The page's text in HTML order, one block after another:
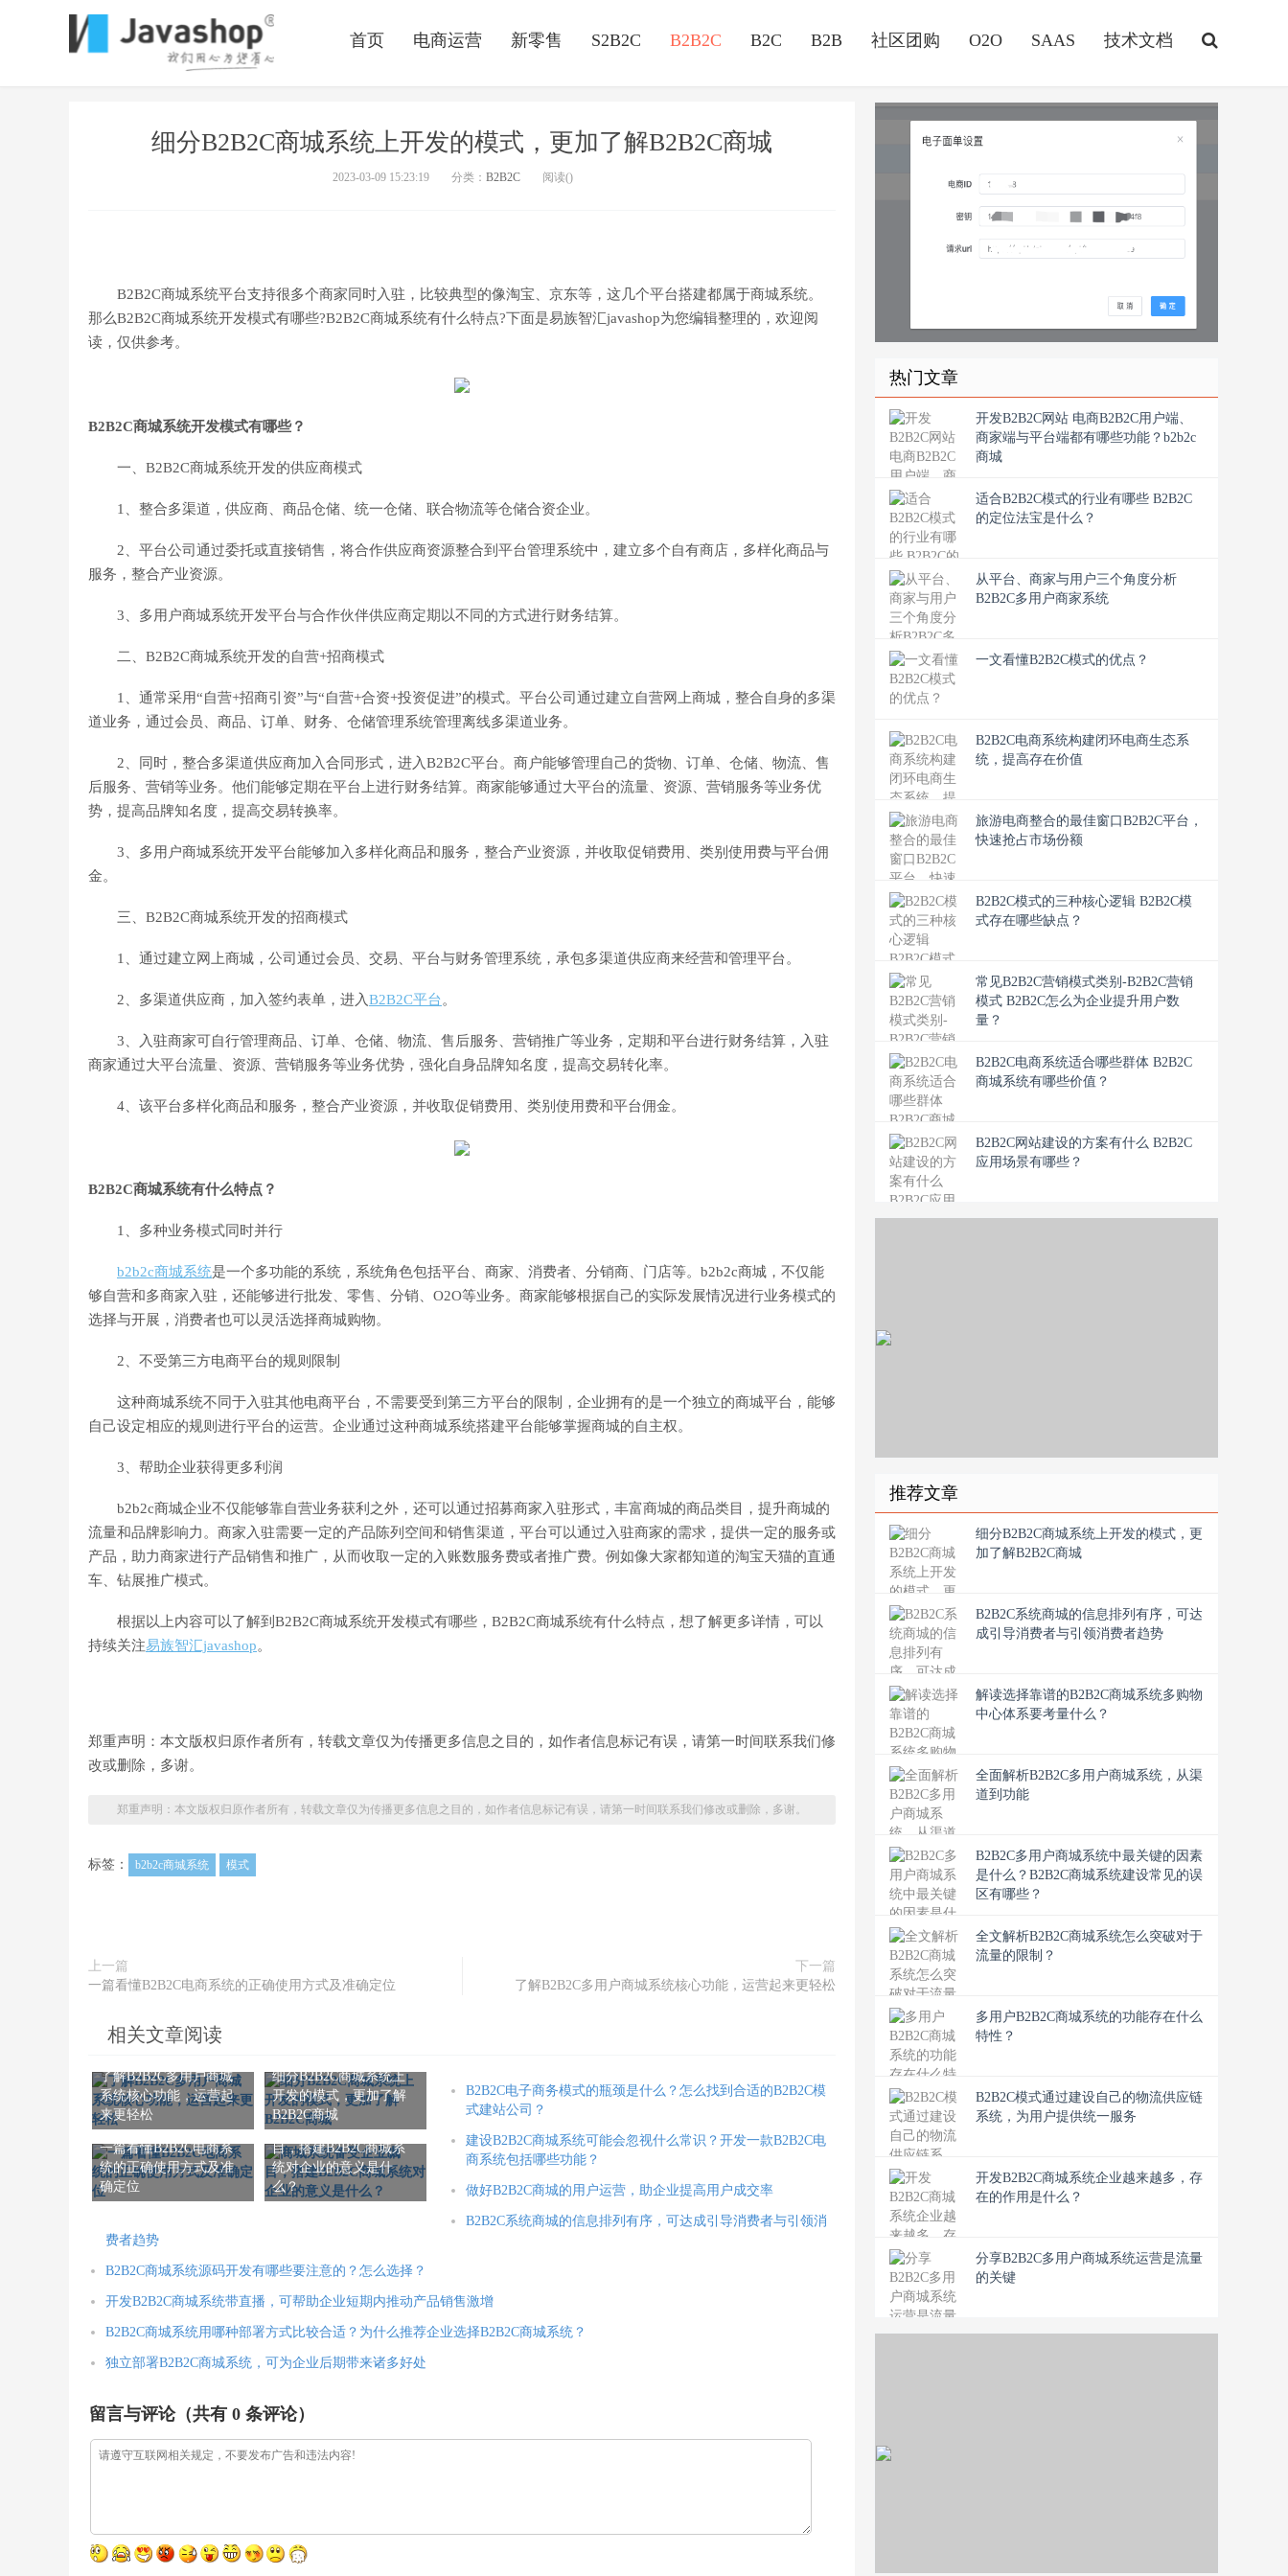
首页 电商运营 新零售 S2B2C B2B2C B2C B2B 社区团购 O2O SAAS 技术文档
细分B2B2C商城系统上开发的模式，更加了解B2B2C商城
2023-03-09 15:23:19 分类： B2B2C 阅读()
B2B2C商城系统平台支持很多个商家同时入驻，比较典型的像淘宝、京东等，这几个平台搭建都属于商城系统。
那么B2B2C商城系统开发模式有哪些?B2B2C商城系统有什么特点?下面是易族智汇javashop为您编辑整理的，欢迎阅
读，仅供参考。
B2B2C商城系统开发模式有哪些？
一、B2B2C商城系统开发的供应商模式
1、整合多渠道，供应商、商品仓储、统一仓储、联合物流等仓储合资企业。
2、平台公司通过委托或直接销售，将合作供应商资源整合到平台管理系统中，建立多个自有商店，多样化商品与
服务，整合产业资源。
3、多用户商城系统开发平台与合作伙伴供应商定期以不同的方式进行财务结算。
二、B2B2C商城系统开发的自营+招商模式
1、通常采用“自营+招商引资”与“自营+合资+投资促进”的模式。平台公司通过建立自营网上商城，整合自身的多渠
道业务，通过会员、商品、订单、财务、仓储管理系统管理离线多渠道业务。
2、同时，整合多渠道供应商加入合同形式，进入B2B2C平台。商户能够管理自己的货物、订单、仓储、物流、售
后服务、营销等业务。他们能够定期在平台上进行财务结算。商家能够通过大平台的流量、资源、营销服务等业务优
势，提高品牌知名度，提高交易转换率。
3、多用户商城系统开发平台能够加入多样化商品和服务，整合产业资源，并收取促销费用、类别使用费与平台佣
金。
三、B2B2C商城系统开发的招商模式
1、通过建立网上商城，公司通过会员、交易、平台与财务管理系统，承包多渠道供应商来经营和管理平台。
2、多渠道供应商，加入签约表单，进入B2B2C平台。
3、入驻商家可自行管理商品、订单、仓储、物流、售后服务、营销推广等业务，定期和平台进行财务结算，入驻
商家通过大平台流量、资源、营销服务等业务优势，强化自身品牌知名度，提高交易转化率。
4、该平台多样化商品和服务，整合产业资源，并收取促销费用、类别使用费和平台佣金。
B2B2C商城系统有什么特点？
1、多种业务模式同时并行
b2b2c商城系统是一个多功能的系统，系统角色包括平台、商家、消费者、分销商、门店等。b2b2c商城，不仅能
够自营和多商家入驻，还能够进行批发、零售、分销、O2O等业务。商家能够根据自己的实际发展情况进行业务模式的
选择与开展，消费者也可以灵活选择商城购物。
2、不受第三方电商平台的规则限制
这种商城系统不同于入驻其他电商平台，不需要受到第三方平台的限制，企业拥有的是一个独立的商城平台，能够
自己设定相应的规则进行平台的运营。企业通过这种商城系统搭建平台能够掌握商城的自主权。
3、帮助企业获得更多利润
b2b2c商城企业不仅能够靠自营业务获利之外，还可以通过招募商家入驻形式，丰富商城的商品类目，提升商城的
流量和品牌影响力。商家入驻需要一定的产品陈列空间和销售渠道，平台可以通过入驻商家的需求，提供一定的服务或
产品，助力商家进行产品销售和推广，从而收取一定的入账数服务费或者推广费。例如像大家都知道的淘宝天猫的直通
车、钻展推广模式。
根据以上内容可以了解到B2B2C商城系统开发模式有哪些，B2B2C商城系统有什么特点，想了解更多详情，可以
持续关注易族智汇javashop。
郑重声明：本文版权归原作者所有，转载文章仅为传播更多信息之目的，如作者信息标记有误，请第一时间联系我们修
改或删除，多谢。
郑重声明：本文版权归原作者所有，转载文章仅为传播更多信息之目的，如作者信息标记有误，请第一时间联系我们修改或删除，多谢。
标签： b2b2c商城系统 模式
上一篇
一篇看懂B2B2C电商系统的正确使用方式及准确定位
下一篇
了解B2B2C多用户商城系统核心功能，运营起来更轻松
相关文章阅读
了解B2B2C多用户商城
系统核心功能，运营起
来更轻松
细分B2B2C商城系统上
开发的模式，更加了解
B2B2C商城
一篇看懂B2B2C电商系
统的正确使用方式及准
确定位
商城系统备受企业瞩
目，搭建B2B2C商城系
统对企业的意义是什
么？
B2B2C电子商务模式的瓶颈是什么？怎么找到合适的B2B2C模
式建站公司？
建设B2B2C商城系统可能会忽视什么常识？开发一款B2B2C电
商系统包括哪些功能？
做好B2B2C商城的用户运营，助企业提高用户成交率
B2B2C系统商城的信息排列有序，可达成引导消费者与引领消
费者趋势
B2B2C商城系统源码开发有哪些要注意的？怎么选择？
开发B2B2C商城系统带直播，可帮助企业短期内推动产品销售激增
B2B2C商城系统用哪种部署方式比较合适？为什么推荐企业选择B2B2C商城系统？
独立部署B2B2C商城系统，可为企业后期带来诸多好处
留言与评论（共有 0 条评论）
热门文章
开发B2B2C网站 电商B2B2C用户端、
商家端与平台端都有哪些功能？b2b2c
商城
适合B2B2C模式的行业有哪些 B2B2C
的定位法宝是什么？
从平台、商家与用户三个角度分析
B2B2C多用户商家系统
一文看懂B2B2C模式的优点？
B2B2C电商系统构建闭环电商生态系
统，提高存在价值
旅游电商整合的最佳窗口B2B2C平台，
快速抢占市场份额
B2B2C模式的三种核心逻辑 B2B2C模
式存在哪些缺点？
常见B2B2C营销模式类别-B2B2C营销
模式 B2B2C怎么为企业提升用户数
量？
B2B2C电商系统适合哪些群体 B2B2C
商城系统有哪些价值？
B2B2C网站建设的方案有什么 B2B2C
应用场景有哪些？
推荐文章
细分B2B2C商城系统上开发的模式，更
加了解B2B2C商城
B2B2C系统商城的信息排列有序，可达
成引导消费者与引领消费者趋势
解读选择靠谱的B2B2C商城系统多购物
中心体系要考量什么？
全面解析B2B2C多用户商城系统，从渠
道到功能
B2B2C多用户商城系统中最关键的因素
是什么？B2B2C商城系统建设常见的误
区有哪些？
全文解析B2B2C商城系统怎么突破对于
流量的限制？
多用户B2B2C商城系统的功能存在什么
特性？
B2B2C模式通过建设自己的物流供应链
系统，为用户提供统一服务
开发B2B2C商城系统企业越来越多，存
在的作用是什么？
分享B2B2C多用户商城系统运营是流量
的关键